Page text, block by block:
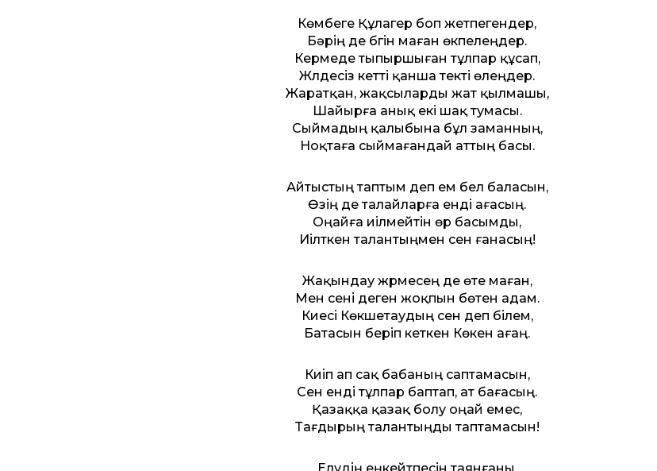
Көмбеге Құлагер боп жетпегендер,
Бәрің де бүгін маған өкпелеңдер.
Кермеде тыпыршыған тұлпар құсап,
Жүлдесіз кетті қанша текті өлеңдер.
Жаратқан, жақсыларды жат қылмашы,
Шайырға анық екі шақ тумасы.
Сыймадың қалыбына бұл заманның,
Ноқтаға сыймағандай аттың басы.
Айтыстың таптым деп ем бел баласын,
Өзің де талайларға енді ағасың.
Оңайға иілмейтін өр басымды,
Иілткен талантыңмен сен ғанасың!
Жақындау жүрмесең де өте маған,
Мен сені деген жоқпын бөтен адам.
Киесі Көкшетаудың сен деп білем,
Батасын беріп кеткен Көкен ағаң.
Киіп ап сақ бабаның саптамасын,
Сен енді тұлпар баптап, ат бағасың.
Қазаққа қазақ болу оңай емес,
Тағдырың талантыңды таптамасын!